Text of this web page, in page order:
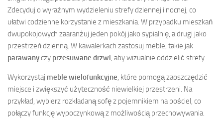
Zdecyduj o wyraźnym wydzieleniu strefy dziennej i nocnej, co
ułatwi codzienne korzystanie z mieszkania. W przypadku mieszkań
dwupokojowych zaaranżuj jeden pokój jako sypialnię, a drugi jako
przestrzeń dzienną. W kawalerkach zastosuj meble, takie jak
parawanyczy przesuwane drzwi, aby wizualnie oddzielić strefy.
Wykorzystaj meble wielofunkcyjne, które pomogą zaoszczędzić
miejsce i zwiększyć użyteczność niewielkiej przestrzeni. Na
przykład, wybierz rozkładaną sofę z pojemnikiem na pościel, co
połączy funkcję wypoczynkową z możliwością przechowywania.